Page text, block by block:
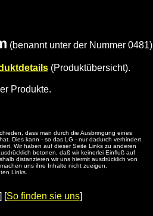
(benannt unter der Nummer 0481)
(Produktübersicht).
Produkte.
dass man durch die Ausbringung eines
Dies kann - so das LG - nur dadurch verhindert
Wir haben auf dieser Seite Links zu anderen
betonen, daß wir keinerlei Einfluß auf
distanzieren wir uns hiermit ausdrücklich von
uns ihre Inhalte nicht zueigen.
Links.
[So finden sie uns]